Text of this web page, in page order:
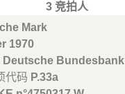
3 竞拍人
Mark
1970
Deutsche Bundesbank
代码 P.33a